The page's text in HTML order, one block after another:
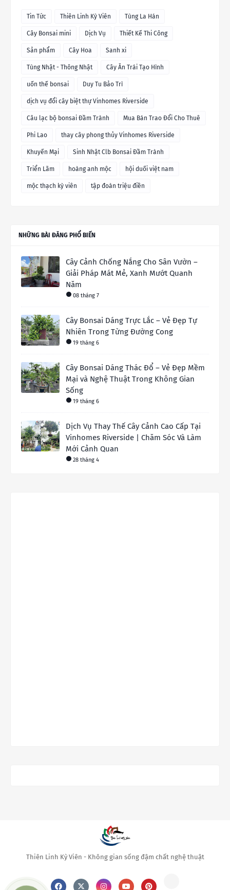
Tin Tức Thiên Linh Kỳ Viên Tùng La Hán
Cây Bonsai mini Dịch Vụ Thiết Kế Thi Công
Sản phẩm Cây Hoa Sanh xi
Tùng Nhật - Thông Nhật Cây Ăn Trái Tạo Hình
uốn thế bonsai Duy Tu Bảo Trì
dịch vụ đổi cây biệt thự Vinhomes Riverside
Câu lạc bộ bonsai Đầm Trành Mua Bán Trao Đổi Cho Thuê
Phi Lao thay cây phong thủy Vinhomes Riverside
Khuyến Mại Sinh Nhật Clb Bonsai Đầm Trành
Triển Lãm hoàng anh mộc hội duối việt nam
mộc thạch kỳ viên tập đoàn triệu điền
NHỮNG BÀI ĐĂNG PHỔ BIẾN
Cây Cảnh Chống Nắng Cho Sân Vườn –
Giải Pháp Mát Mẻ, Xanh Mướt Quanh
Năm
08 tháng 7
Cây Bonsai Dáng Trực Lắc – Vẻ Đẹp Tự
Nhiên Trong Từng Đường Cong
19 tháng 6
Cây Bonsai Dáng Thác Đổ – Vẻ Đẹp Mềm
Mại và Nghệ Thuật Trong Không Gian
Sống
19 tháng 6
Dịch Vụ Thay Thế Cây Cảnh Cao Cấp Tại
Vinhomes Riverside | Chăm Sóc Và Làm
Mới Cảnh Quan
28 tháng 4
Thiên Linh Kỳ Viên - Không gian sống đậm chất nghệ thuật